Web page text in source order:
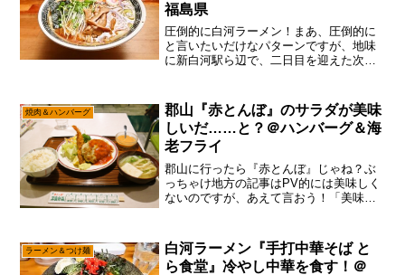
福島県
圧倒的に白河ラーメン！まあ、圧倒的に
と言いたいだけなパターンですが、地味
に新白河駅ら辺で、二日目を迎えた次第
思うと、色々な意味で目頭が熱くなるの
で、何はともあれ広...
焼肉＆ハンバーグ
郡山『赤とんぼ』のサラダが美味
しいだ……と？＠ハンバーグ＆海
老フライ
郡山に行ったら『赤とんぼ』じゃね？ぶ
っちゃけ地方の記事はPV的には美味しく
ないのですが、あえて言おう！「美味し
が、その前にサイトとしての充実度、と
言うか「美味しい店を紹...
ラーメン＆つけ麺
白河ラーメン『手打中華そば と
ら食堂』冷やし中華を食す！＠